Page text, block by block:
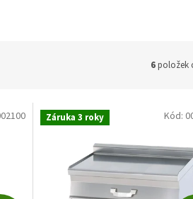
6položek
Záruka 3 roky Kód: